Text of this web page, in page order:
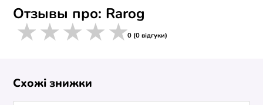
Отзывы про: Rarog
5 stars
4 stars
3 stars
2 stars
1 star 0 (0 відгуки)
Схожі знижки